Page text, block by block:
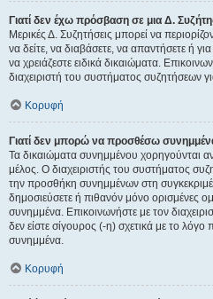
Γιατί δεν έχω πρόσβαση σε μια Δ.
Μερικές Δ. Συζητήσεις μπορεί να
να δείτε, να διαβάσετε, να απαντήσετε ή
να χρειάζεστε ειδικά δικαιώματα.
διαχειριστή του συστήματος συζητήσεων
Κορυφή
Γιατί δεν μπορώ να προσθέσω
Τα δικαιώματα συνημμένου χορηγούνται
μέλος. Ο διαχειριστής του συστήματος
την προσθήκη συνημμένων στη
δημοσιεύσετε ή πιθανόν μόνο ορισμένες
συνημμένα. Επικοινωνήστε με τον
δεν είστε σίγουρος (-η) σχετικά με το
συνημμένα.
Κορυφή